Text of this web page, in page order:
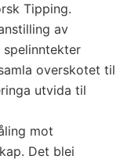
Tipping.
av
spelinntekter
overskotet til
utvida til
mot
Det blei